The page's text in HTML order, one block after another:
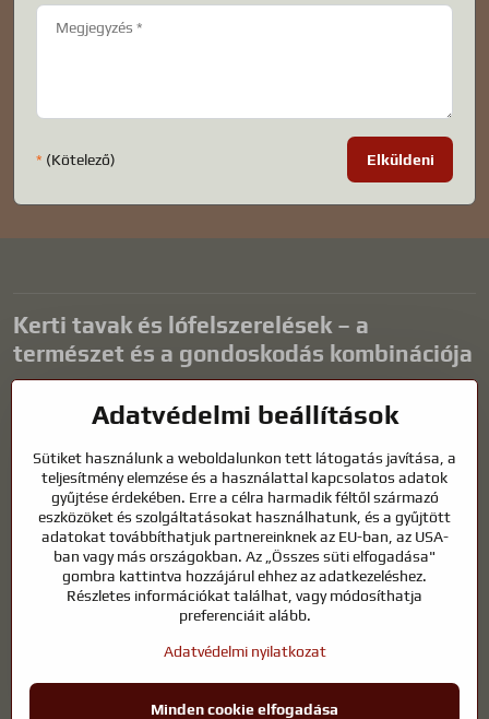
* (Kötelező) Elküldeni
Kerti tavak és lófelszerelések – a
természet és a gondoskodás kombinációja
harmonikus környezetet teremtenek a kikapcsolódáshoz és a vízi
karbantartás kulcsfontosságú a tiszta vízhez és az egészséges
tóhoz egész évben. Ugyanilyen fontos az életünk részét képező
állatok gondozása is.
A lovaknak kiváló minőségű lovaglófelszerelésre, megfelelő
táplálkozásra és felelősségteljes gondoskodásra van szükségük
ahhoz, hogy egészségesek, erősek és elégedettek legyenek. Legyen
szó lovasok, tenyésztők vagy természetkedvelők felszereléséről, a cél
állatok, mind az emberek természetes egyensúlyát, biztonságát és
jólétét.
Adatvédelmi beállítások
Sütiket használunk a weboldalunkon tett látogatás javítása, a
teljesítmény elemzése és a használattal kapcsolatos adatok
gyűjtése érdekében. Erre a célra harmadik féltől származó
eszközöket és szolgáltatásokat használhatunk, és a gyűjtött
adatokat továbbíthatjuk partnereinknek az EU-ban, az USA-
ban vagy más országokban. Az „Összes süti elfogadása"
gombra kattintva hozzájárul ehhez az adatkezeléshez.
Részletes információkat találhat, vagy módosíthatja
preferenciáit alább.
Adatvédelmi nyilatkozat
Minden cookie elfogadása